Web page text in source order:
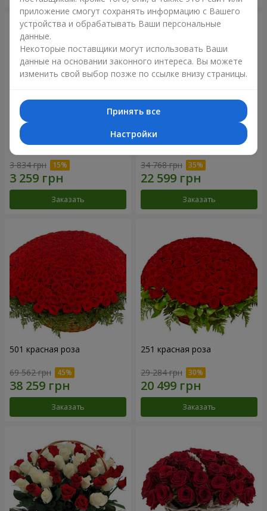
Корзина альстромерий
"Акварель"
3 834 грн
Заказать
301 красная роза
34 768 грн
Заказать
501 красная роза
69 562 грн
Заказать
251 красная роза
29 284 грн
Заказать
приложение смогут сохранять информацию с Вашего
устройства и обрабатывать Ваши персональные
данные.
Некоторые поставщики могут использовать Ваши
данные на основании законного интереса. Вы можете
изменить свой выбор позже по ссылке внизу страницы.
Принять все
Настройки